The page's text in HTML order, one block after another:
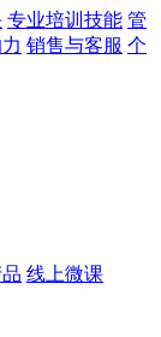
专业培训技能 管
销售与客服 个
线上微课